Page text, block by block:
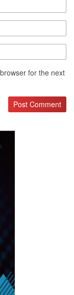
for the next